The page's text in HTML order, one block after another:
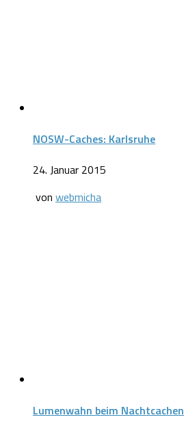
NOSW-Caches: Karlsruhe
24. Januar 2015
von webmicha
Lumenwahn beim Nachtcachen